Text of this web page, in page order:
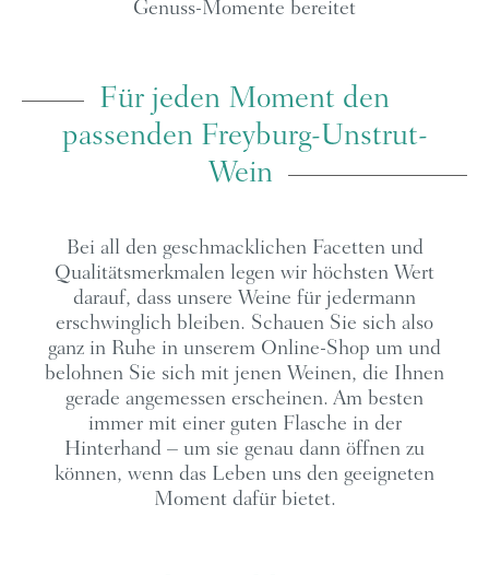
Genuss-Momente bereitet
Für jeden Moment den
passenden Freyburg-Unstrut-
Wein
Bei all den geschmacklichen Facetten und
Qualitätsmerkmalen legen wir höchsten Wert
darauf, dass unsere Weine für jedermann
erschwinglich bleiben. Schauen Sie sich also
ganz in Ruhe in unserem Online-Shop um und
belohnen Sie sich mit jenen Weinen, die Ihnen
gerade angemessen erscheinen. Am besten
immer mit einer guten Flasche in der
Hinterhand – um sie genau dann öffnen zu
können, wenn das Leben uns den geeigneten
Moment dafür bietet.